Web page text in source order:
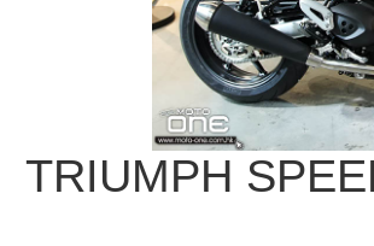
TRIUMPH